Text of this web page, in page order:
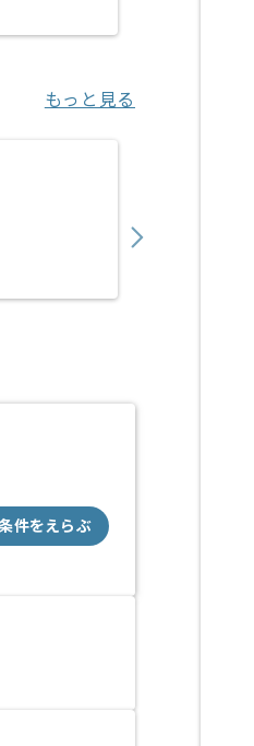
もっと見る
件をえらぶ